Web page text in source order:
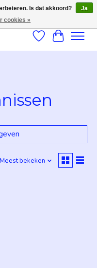
Verlanglijst
Meest bekeken
Is dat akkoord?
Ja
cookies »